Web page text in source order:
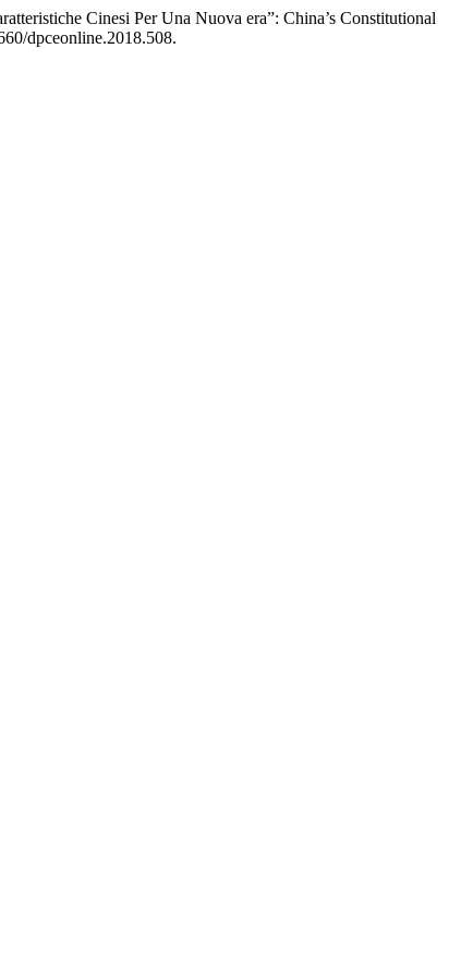
Cinesi Per Una Nuova era”: China’s Constitutional
dpceonline.2018.508.